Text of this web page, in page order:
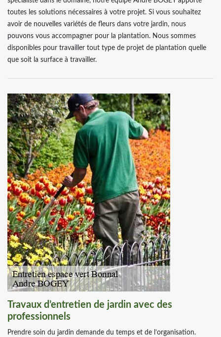
toutes les solutions nécessaires à votre projet. Si vous souhaitez
avoir de nouvelles variétés de fleurs dans votre jardin, nous
pouvons vous accompagner pour la plantation. Nous sommes
disponibles pour travailler tout type de projet de plantation quelle
que soit la surface à travailler.
Travaux d’entretien de jardin avec des
professionnels
Prendre soin du jardin demande du temps et de l’organisation.